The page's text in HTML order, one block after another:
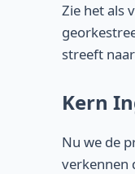
Zie het als
streeft
Kern
Nu we de
verkennen